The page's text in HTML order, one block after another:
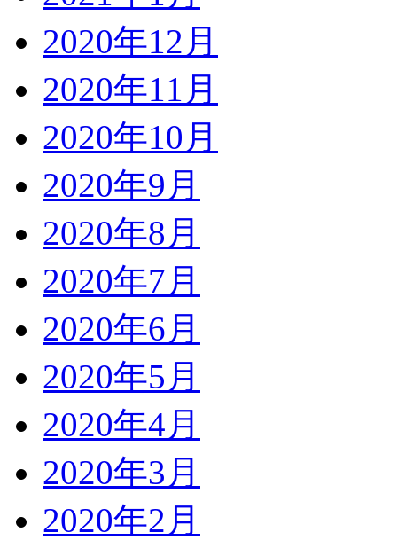
2020年12月
2020年11月
2020年10月
2020年9月
2020年8月
2020年7月
2020年6月
2020年5月
2020年4月
2020年3月
2020年2月